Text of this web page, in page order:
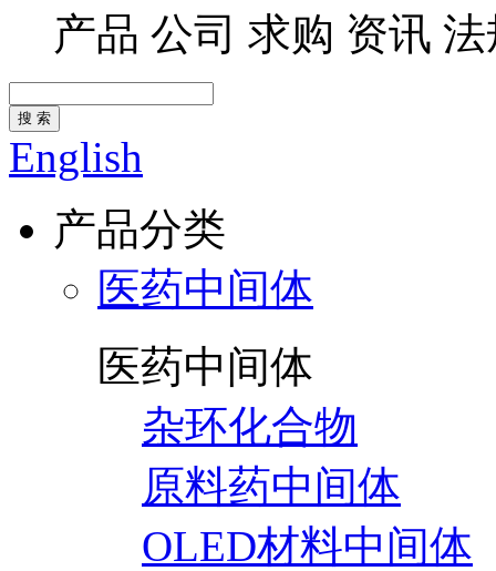
产品 公司 求购 资讯 法
搜 索
English
产品分类
医药中间体
医药中间体
杂环化合物
原料药中间体
OLED材料中间体